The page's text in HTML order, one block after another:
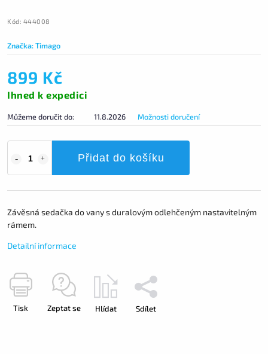
Kód: 444008
Značka:Timago
899 Kč
Ihned k expedici
Můžeme doručit do: 11.8.2026 Možnosti doručení
Přidat do košíku
Závěsná sedačka do vany s duralovým odlehčeným nastavitelným
rámem.
Detailní informace
Tisk Zeptat se Hlídat Sdílet